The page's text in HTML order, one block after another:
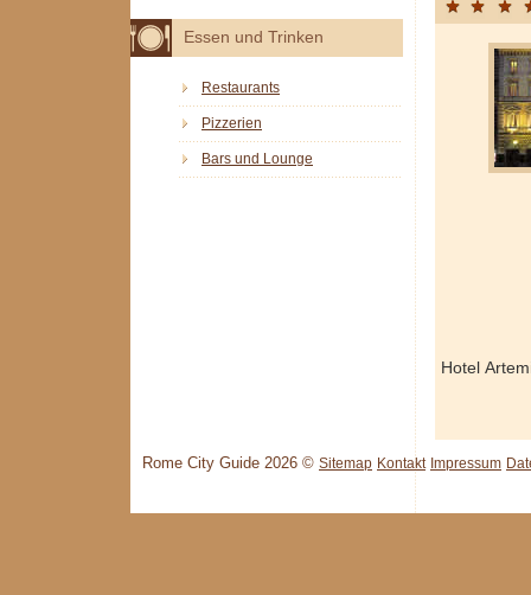
Hotel
Essen und Trinken
Restaurants
Pizzerien
Bars und Lounge
Rome City Guide 2026 © Sitemap Kontakt Impressum